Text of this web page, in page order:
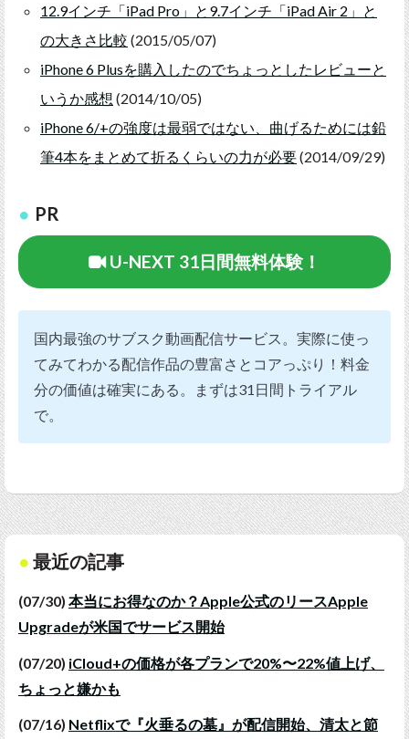
12.9インチ「iPad Pro」と9.7インチ「iPad Air 2」と
の大きさ比較 (2015/05/07)
iPhone 6 Plusを購入したのでちょっとしたレビューと
いうか感想 (2014/10/05)
iPhone 6/+の強度は最弱ではない、曲げるためには鉛
筆4本をまとめて折るくらいの力が必要(2014/09/29)
PR
U-NEXT 31日間無料体験！
国内最強のサブスク動画配信サービス。実際に使っ
てみてわかる配信作品の豊富さとコアっぷり！料金
分の価値は確実にある。まずは31日間トライアル
で。
最近の記事
(07/30) 本当にお得なのか？Apple公式のリースApple
Upgradeが米国でサービス開始
(07/20) iCloud+の価格が各プランで20%〜22%値上げ、
ちょっと嫌かも
(07/16) Netflixで『火垂るの墓』が配信開始、清太と節